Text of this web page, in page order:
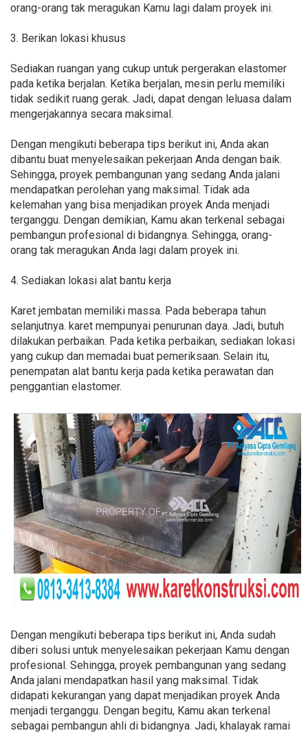
orang-orang tak meragukan Kamu lagi dalam proyek ini.
3. Berikan lokasi khusus
Sediakan ruangan yang cukup untuk pergerakan elastomer
pada ketika berjalan. Ketika berjalan, mesin perlu memiliki
tidak sedikit ruang gerak. Jadi, dapat dengan leluasa dalam
mengerjakannya secara maksimal.
Dengan mengikuti beberapa tips berikut ini, Anda akan
dibantu buat menyelesaikan pekerjaan Anda dengan baik.
Sehingga, proyek pembangunan yang sedang Anda jalani
mendapatkan perolehan yang maksimal. Tidak ada
kelemahan yang bisa menjadikan proyek Anda menjadi
terganggu. Dengan demikian, Kamu akan terkenal sebagai
pembangun profesional di bidangnya. Sehingga, orang-
orang tak meragukan Anda lagi dalam proyek ini.
4. Sediakan lokasi alat bantu kerja
Karet jembatan memiliki massa. Pada beberapa tahun
selanjutnya. karet mempunyai penurunan daya. Jadi, butuh
dilakukan perbaikan. Pada ketika perbaikan, sediakan lokasi
yang cukup dan memadai buat pemeriksaan. Selain itu,
penempatan alat bantu kerja pada ketika perawatan dan
penggantian elastomer.
Dengan mengikuti beberapa tips berikut ini, Anda sudah
diberi solusi untuk menyelesaikan pekerjaan Kamu dengan
profesional. Sehingga, proyek pembangunan yang sedang
Anda jalani mendapatkan hasil yang maksimal. Tidak
didapati kekurangan yang dapat menjadikan proyek Anda
menjadi terganggu. Dengan begitu, Kamu akan terkenal
sebagai pembangun ahli di bidangnya. Jadi, khalayak ramai